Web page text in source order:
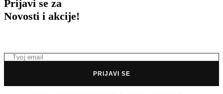
Prijavi se za
Novosti i akcije!
PRIJAVI SE